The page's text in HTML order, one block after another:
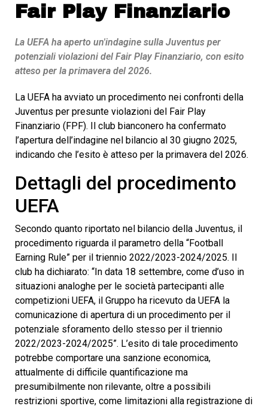
Fair Play Finanziario
La UEFA ha aperto un'indagine sulla Juventus per
potenziali violazioni del Fair Play Finanziario, con esito
atteso per la primavera del 2026.
La UEFA ha avviato un procedimento nei confronti della
Juventus per presunte violazioni del Fair Play
Finanziario (FPF). Il club bianconero ha confermato
l’apertura dell’indagine nel bilancio al 30 giugno 2025,
indicando che l’esito è atteso per la primavera del 2026.
Dettagli del procedimento
UEFA
Secondo quanto riportato nel bilancio della Juventus, il
procedimento riguarda il parametro della “Football
Earning Rule” per il triennio 2022/2023-2024/2025. Il
club ha dichiarato: “In data 18 settembre, come d’uso in
situazioni analoghe per le società partecipanti alle
competizioni UEFA, il Gruppo ha ricevuto da UEFA la
comunicazione di apertura di un procedimento per il
potenziale sforamento dello stesso per il triennio
2022/2023-2024/2025”. L’esito di tale procedimento
potrebbe comportare una sanzione economica,
attualmente di difficile quantificazione ma
presumibilmente non rilevante, oltre a possibili
restrizioni sportive, come limitazioni alla registrazione di